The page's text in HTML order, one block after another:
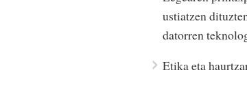
ustiatzen
datorren
Etika eta